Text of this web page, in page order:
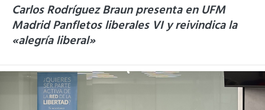
Carlos Rodríguez Braun presenta en UFM
Madrid Panfletos liberales VI y reivindica la
«alegría liberal»